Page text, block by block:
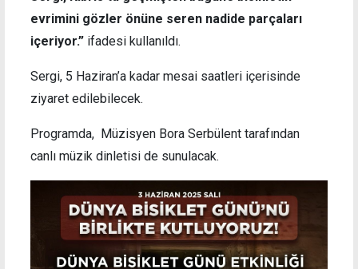
evrimini gözler önüne seren nadide parçaları
içeriyor.” ifadesi kullanıldı.
Sergi, 5 Haziran’a kadar mesai saatleri içerisinde
ziyaret edilebilecek.
Programda, Müzisyen Bora Serbülent tarafından
canlı müzik dinletisi de sunulacak.